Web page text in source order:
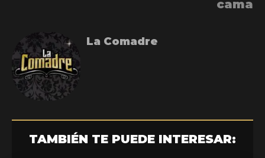
cama
La Comadre
TAMBIÉN TE PUEDE INTERESAR: